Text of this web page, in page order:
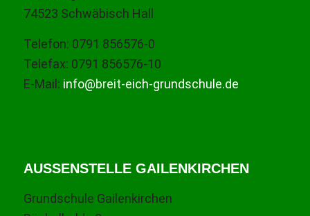
74523 Schwäbisch Hall
Telefon: 0791 856576-0
Telefax: 0791 856576-10
E-Mail: info@breit-eich-grundschule.de
AUSSENSTELLE GAILENKIRCHEN
Grundschule Gailenkirchen